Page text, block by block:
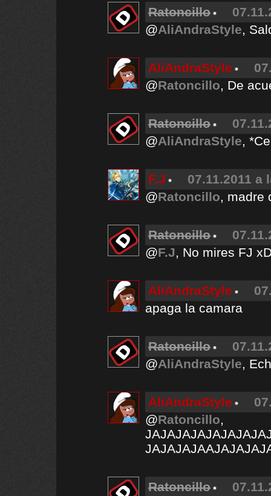
Ratoncillo
@AliAndraStyle,
AliAndraStyle
@Ratoncillo, De
Ratoncillo
@AliAndraStyle,
F.J
07.11.2011 a
@Ratoncillo, madre
Ratoncillo
@F.J, No mires FJ
AliAndraStyle
apaga la camara
Ratoncillo
@AliAndraStyle,
AliAndraStyle
@Ratoncillo,
Ratoncillo